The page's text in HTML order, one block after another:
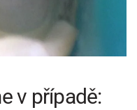
v případě: